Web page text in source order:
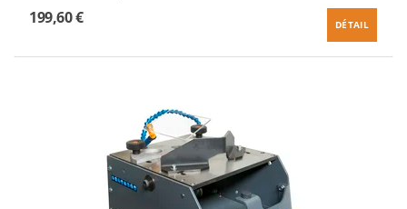
199,60 €
DÉTAIL